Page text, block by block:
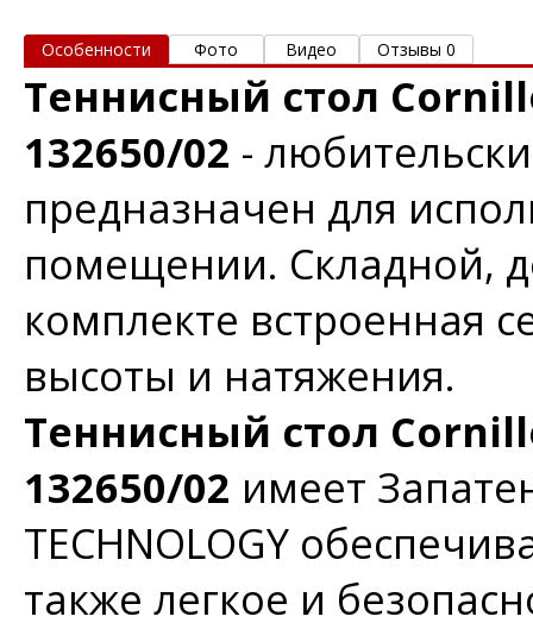
Особенности Фото Видео Отзывы 0
Теннисный стол
132650/02 -
предназначен для
помещении. Cкладной,
комплекте встроенная
высоты и натяжения.
Теннисный стол
132650/02 имеет
TECHNOLOGY
также легкое и